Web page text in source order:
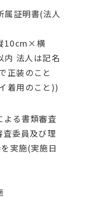
属証明書(法人
10cm×横
法人は記名
正装のこと
着用のこと))
よる書類審査
委員及び理
実施(実施日